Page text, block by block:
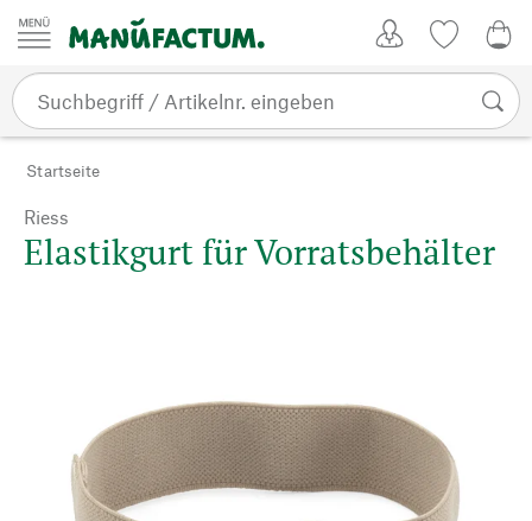
Zum Inhalt springen
Startseite
Riess
Elastikgurt für Vorratsbehälter